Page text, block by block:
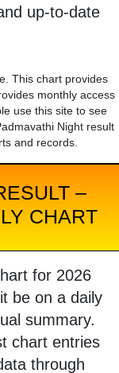
up-to-date
This chart provides
monthly access
use this site to see
Night result
and records.
–
CHART
for 2026
be on a daily
summary.
chart entries
through